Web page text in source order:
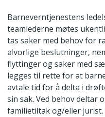
Barneverntjenestens
teamlederne møtes
tas saker med behov for
alvorlige beslutninger,
flyttinger og saker med
legges til rette for at
avtale tid for å delta i
sin sak. Ved behov deltar
familietiltak og/eller jurist.